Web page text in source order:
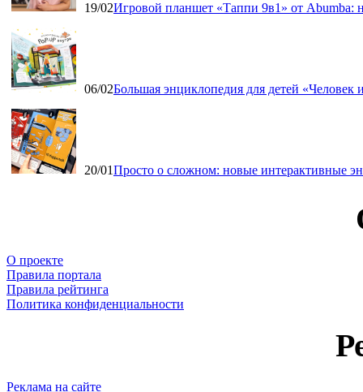
19/02Игровой планшет «Таппи 9в1» от Abumba:
06/02Большая энциклопедия для детей
20/01Просто о сложном: новые интерактивные
О проекте
Правила портала
Правила рейтинга
Политика конфиденциальности
Реклама на сайте